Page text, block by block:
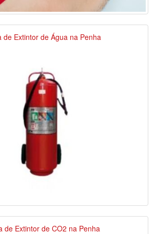
de Extintor de Água na Penha
de Extintor de CO2 na Penha